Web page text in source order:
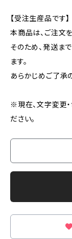
【受注生産品です】
本商品は、ご注文
そのため、発送ま
ます。
あらかじめご了承
※現在、文字変更
ださい。